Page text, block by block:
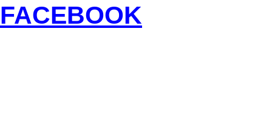
FACEBOOK